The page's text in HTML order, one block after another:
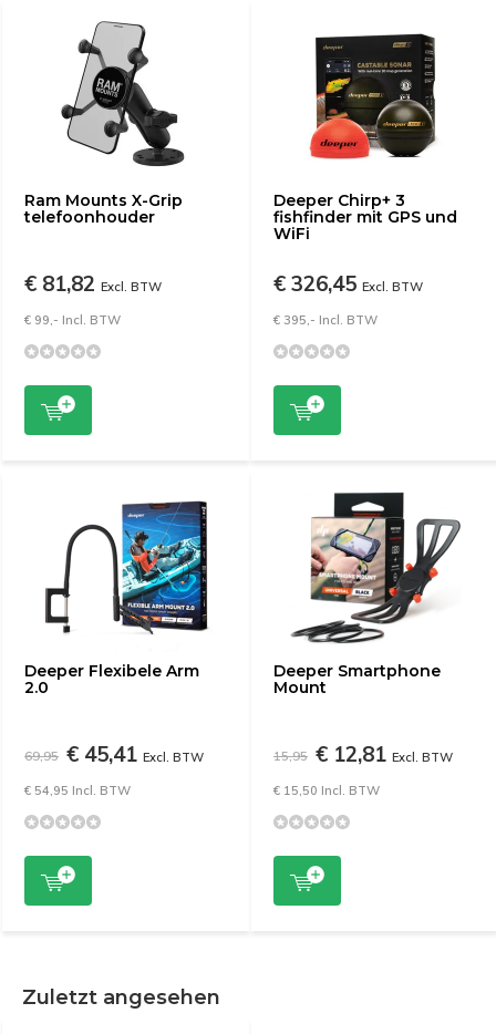
Ram Mounts X-Grip
telefoonhouder
€ 81,82 Excl. BTW
€ 99,- Incl. BTW
Deeper Chirp+ 3
fishfinder mit GPS und
WiFi
€ 326,45 Excl. BTW
€ 395,- Incl. BTW
Deeper Flexibele Arm
2.0
69,95 € 45,41 Excl. BTW
€ 54,95 Incl. BTW
Deeper Smartphone
Mount
15,95 € 12,81 Excl. BTW
€ 15,50 Incl. BTW
Zuletzt angesehen